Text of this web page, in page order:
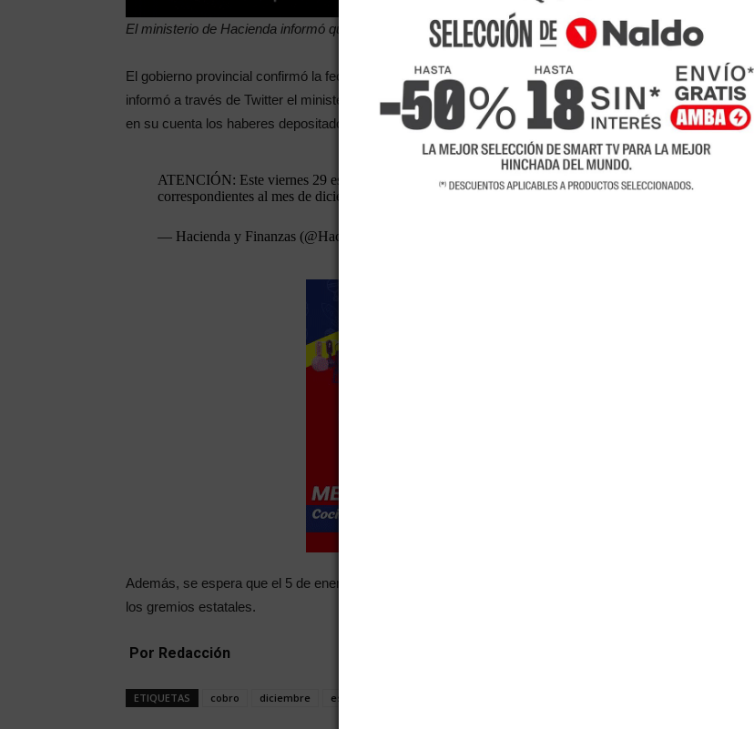
El ministerio de Hacienda informó que el viernes estarán depositados los haberes de diciembre.
El gobierno provincial confirmó la fecha de cobro de los empleados estatales del mes de diciembre. Según
informó a través de Twitter el ministerio de Hacienda, este viernes todos los empleados estatales tendrán
en su cuenta los haberes depositados.
ATENCIÓN: Este viernes 29 estarán depositados los sueldos de los empleados estatales
correspondientes al mes de diciembre.
— Hacienda y Finanzas (@Haciendamdz)
Además, se espera que el 5 de enero también reciban el bono de 7.000 pesos, que fue aceptado por todos
los gremios estatales.
Por Redacción
ETIQUETAS cobro diciembre estatales